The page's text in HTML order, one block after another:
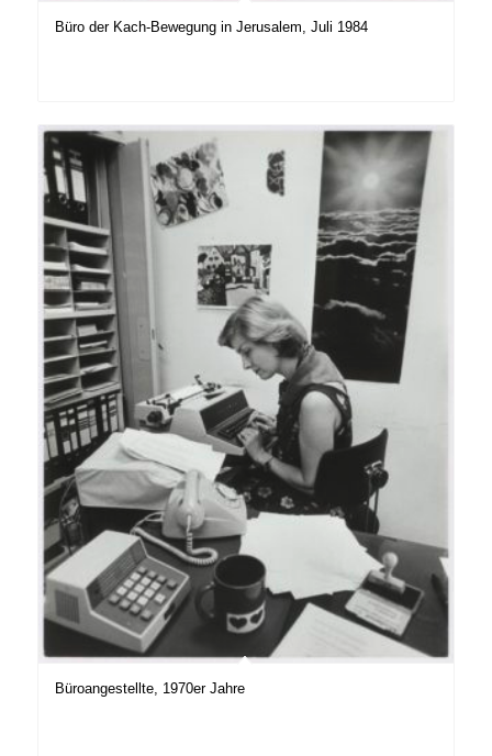
Büro der Kach-Bewegung in Jerusalem, Juli 1984
Büroangestellte, 1970er Jahre